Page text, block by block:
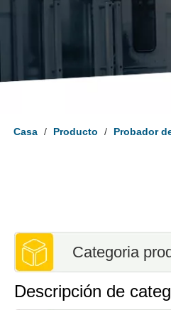
Casa / Producto / Probador
Categoria
Descripción de